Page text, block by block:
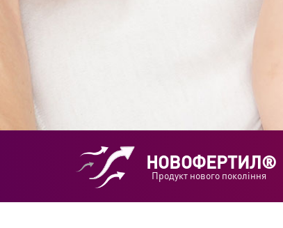
НОВОФЕРТИЛ®
Продукт нового покоління